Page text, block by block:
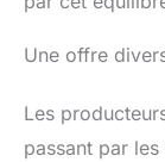
Une offre
Les
passant par